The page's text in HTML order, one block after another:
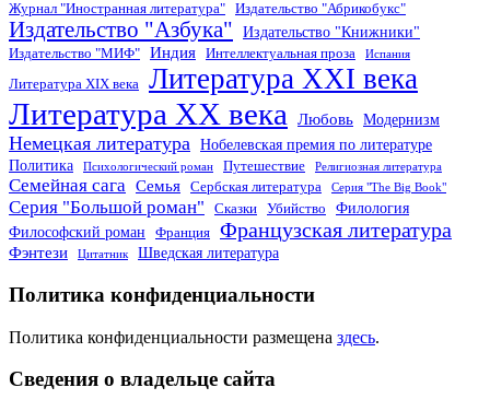
Журнал "Иностранная литература"
Издательство "Абрикобукс"
Издательство "Азбука" Издательство "Книжники"
Издательство "МИФ" Индия Интеллектуальная проза Испания
Литература XIX века Литература XXI века
Литература XX века Любовь Модернизм
Немецкая литература Нобелевская премия по литературе
Политика
Психологический роман Путешествие Религиозная литература
Семейная сага Семья Сербская литература Серия "The Big Book"
Серия "Большой роман" Сказки Убийство
Филология
Философский роман
Франция Французская литература
Фэнтези Цитатник Шведская литература
Политика конфиденциальности
Политика конфиденциальности размещена здесь.
Сведения о владельце сайта